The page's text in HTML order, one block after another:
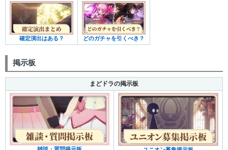
確定演出はある？ どのガチャを引くべき？
掲示板
まどドラの掲示板